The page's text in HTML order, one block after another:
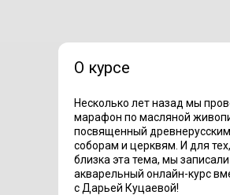
О курсе
Несколько лет назад мы
марафон по масляной
посвященный
соборам и церквям. И для
близка эта тема, мы записали
акварельный онлайн-курс
с Дарьей Куцаевой!